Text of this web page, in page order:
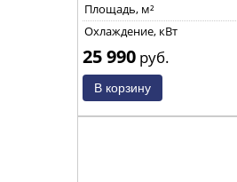
Площадь, м²
Охлаждение, кВт
25 990 руб.